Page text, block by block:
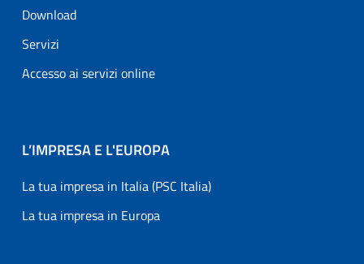
Download
Servizi
Accesso ai servizi online
L’IMPRESA E L'EUROPA
La tua impresa in Italia (PSC Italia)
La tua impresa in Europa